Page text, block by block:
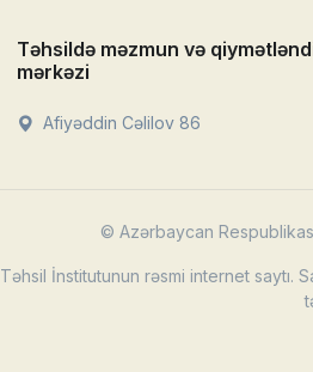
Təhsildə məzmun və
mərkəzi
Afiyəddin Cəlilov 86
© Azərbaycan
İnstitutunun rəsmi internet